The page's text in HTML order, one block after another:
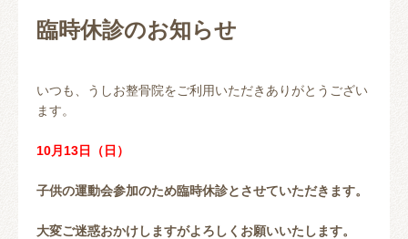
臨時休診のお知らせ
いつも、うしお整骨院をご利用いただきありがとうござい
ます。
10月13日（日）
子供の運動会参加のため臨時休診とさせていただきます。
大変ご迷惑おかけしますがよろしくお願いいたします。